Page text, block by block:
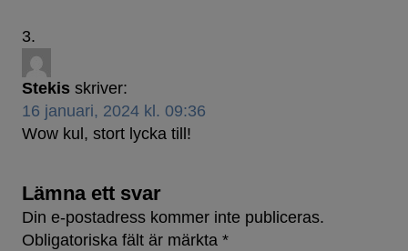
Stekis skriver:
16 januari, 2024 kl. 09:36
Wow kul, stort lycka till!
Lämna ett svar
Din e-postadress kommer inte publiceras.
Obligatoriska fält är märkta *